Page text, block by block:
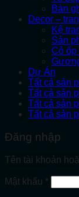
Bàn
Decor –
Kệ
Sản
Cỏ
Dự Án
Tất cả sản
Tất cả sản
Tất cả sản
Tất cả sản
Đăng nhập
Tên tài khoản
Mật khẩu *Bắt
buộc